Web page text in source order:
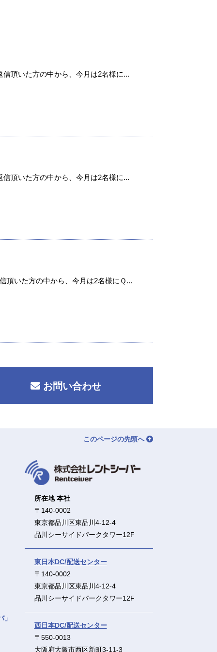
頂いた方の中から、今月は2名様に...
頂いた方の中から、今月は2名様に...
頂いた方の中から、今月は2名様にＱ...
お問い合わせ
このページの先頭へ
所在地 本社
〒140-0002
東京都品川区東品川4-12-4
品川シーサイドパークタワー12F
東日本DC/配送センター
〒140-0002
東京都品川区東品川4-12-4
品川シーサイドパークタワー12F
西日本DC/配送センター
〒550-0013
大阪府大阪市西区新町3-11-3